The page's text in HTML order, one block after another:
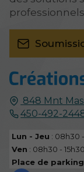
848 Mnt
450-492-
Lun - Jeu : 08h30
Ven : 08h30 - 15h30
Place de